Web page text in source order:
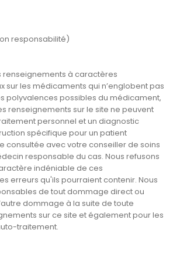
responsabilité)
renseignements à caractères
sur les médicaments qui n’englobent pas
polyvalences possibles du médicament,
renseignements sur le site ne peuvent
personnel et un diagnostic
spécifique pour un patient
consultée avec votre conseiller de soins
responsable du cas. Nous refusons
indéniable de ces
erreurs qu'ils pourraient contenir. Nous
de tout dommage direct ou
dommage à la suite de toute
sur ce site et également pour les
traitement.